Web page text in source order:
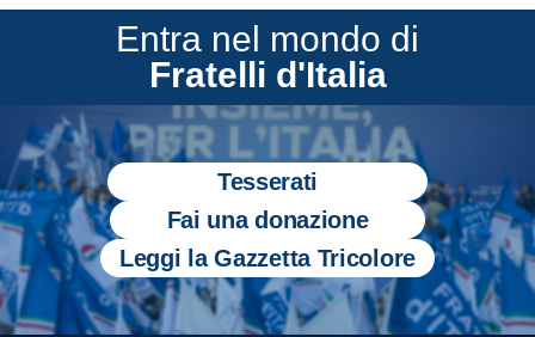
Entra nel mondo di
Fratelli d'Italia
Tesserati
Fai una donazione
Leggi la Gazzetta Tricolore